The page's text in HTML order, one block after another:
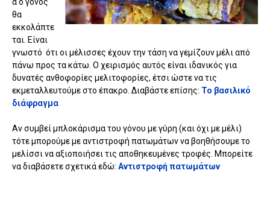
θα
εκκολάπτε
ται. Είναι
γνωστό ότι οι μέλισσες έχουν την τάση να γεμίζουν μέλι από
πάνω προς τα κάτω. Ο χειρισμός αυτός είναι ιδανικός για
δυνατές ανθοφορίες μελιτοφορίες, έτσι ώστε να τις
εκμεταλλευτούμε στο έπακρο. Διαβάστε επίσης: Το βασιλικό
διάφραγμα
Αν συμβεί μπλοκάρισμα του γόνου με γύρη (και όχι με μέλι)
τότε μπορούμε με αντιστροφή πατωμάτων να βοηθήσουμε το
μελίσσι να αξιοποιήσει τις αποθηκευμένες τροφές. Μπορείτε
να διαβάσετε σχετικά εδώ: Αντιστροφή πατωμάτων